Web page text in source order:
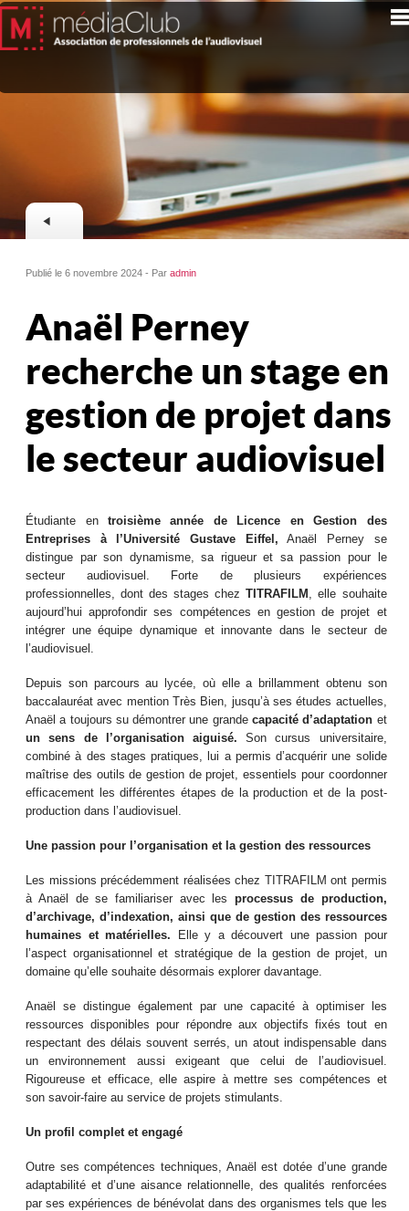
Publié le 6 novembre 2024 - Paradmin
Anaël Perney
recherche un stage en
gestion de projet dans
le secteur audiovisuel
Étudiante en troisième année de Licence en Gestion des
Entreprises à l’Université Gustave Eiffel, Anaël Perney se
distingue par son dynamisme, sa rigueur et sa passion pour le
secteur audiovisuel. Forte de plusieurs expériences
professionnelles, dont des stages chez TITRAFILM , elle souhaite
aujourd’hui approfondir ses compétences en gestion de projet et
intégrer une équipe dynamique et innovante dans le secteur de
l’audiovisuel.
Depuis son parcours au lycée, où elle a brillamment obtenu son
baccalauréat avec mention Très Bien, jusqu’à ses études actuelles,
Anaël a toujours su démontrer une grande capacité d’adaptation et
un sens de l’organisation aiguisé. Son cursus universitaire,
combiné à des stages pratiques, lui a permis d’acquérir une solide
maîtrise des outils de gestion de projet, essentiels pour coordonner
efficacement les différentes étapes de la production et de la post-
production dans l’audiovisuel.
Une passion pour l’organisation et la gestion des ressources
Les missions précédemment réalisées chez TITRAFILM ont permis
à Anaël de se familiariser avec lesprocessus de production,
d’archivage, d’indexation, ainsi que de gestion des ressources
humaines et matérielles.
Elle y a découvert une passion pour
l’aspect organisationnel et stratégique de la gestion de projet, un
domaine qu’elle souhaite désormais explorer davantage.
Anaël se distingue également par une capacité à optimiser les
ressources disponibles pour répondre aux objectifs fixés tout en
respectant des délais souvent serrés, un atout indispensable dans
un environnement aussi exigeant que celui de l’audiovisuel.
Rigoureuse et efficace, elle aspire à mettre ses compétences et
son savoir-faire au service de projets stimulants.
Un profil complet et engagé
Outre ses compétences techniques, Anaël est dotée d’une grande
adaptabilité et d’une aisance relationnelle, des qualités renforcées
par ses expériences de bénévolat dans des organismes tels que les